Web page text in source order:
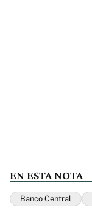
EN ESTA NOTA
Banco Central